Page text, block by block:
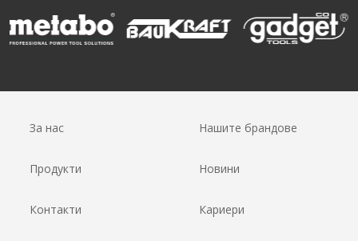
За нас Нашите брандове
Продукти Новини
Контакти Кариери